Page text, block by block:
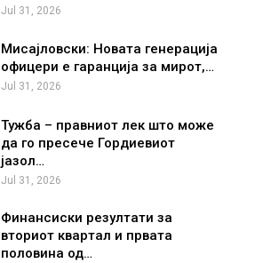
Jul 31, 2026
Мисајловски: Новата генерација
офицери е гаранција за мирот,…
Jul 31, 2026
Тужба – правниот лек што може
да го пресече Гордиевиот
јазол…
Jul 31, 2026
Финансиски резултати за
вториот квартал и првата
половина од…